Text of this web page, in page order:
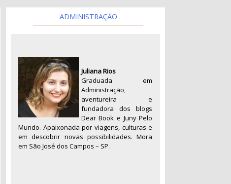
ADMINISTRAÇÃO
Juliana Rios
Graduada em
Administração,
aventureira e
fundadora dos blogs
Dear Book e Juny Pelo
Mundo. Apaixonada por viagens, culturas e
em descobrir novas possibilidades. Mora
em São José dos Campos – SP.